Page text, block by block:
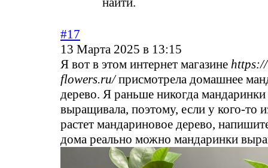
#17
13 Марта 2025 в 13:15
Я вот в этом интернет магазине
flowers.ru/присмотрела домашнее
дерево. Я раньше никогда
выращивала, поэтому, если у кого-то
растет мандариновое дерево,
дома реально можно мандаринки